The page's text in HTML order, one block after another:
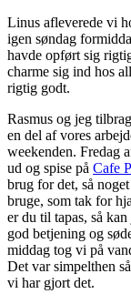
Linus afleverede vi
igen søndag
havde opført sig
charme sig ind hos
rigtig godt.
Rasmus og jeg
en del af vores
weekenden. Fredag
ud og spise på Cafe
brug for det, så
bruge, som tak for
er du til tapas, så
god betjening og
middag tog vi på
Det var simpelthen
vi har gjort det.